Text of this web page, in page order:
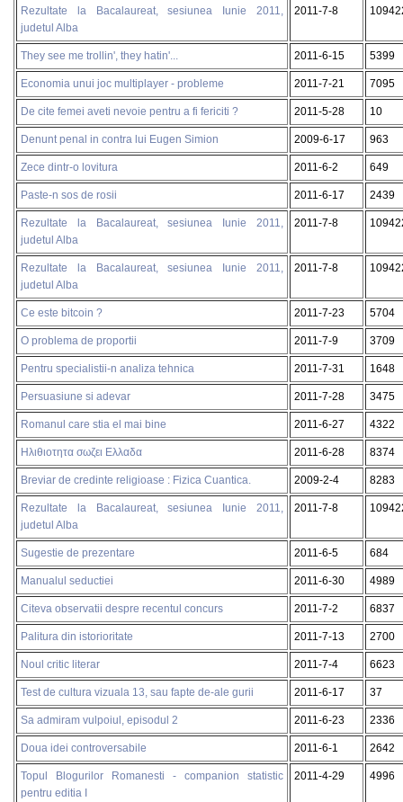
Rezultate la Bacalaureat, sesiunea Iunie 2011,
judetul Alba
2011-7-8
They see me trollin', they hatin'... 2011-6-15 5399
Economia unui joc multiplayer - probleme 2011-7-21 7095
De cite femei aveti nevoie pentru a fi fericiti ? 2011-5-28 10
Denunt penal in contra lui Eugen Simion 2009-6-17 963
Zece dintr-o lovitura 2011-6-2 649
Paste-n sos de rosii 2011-6-17 2439
Rezultate la Bacalaureat, sesiunea Iunie 2011,
judetul Alba
2011-7-8
Rezultate la Bacalaureat, sesiunea Iunie 2011,
judetul Alba
2011-7-8
Ce este bitcoin ? 2011-7-23 5704
O problema de proportii 2011-7-9 3709
Pentru specialistii-n analiza tehnica 2011-7-31 1648
Persuasiune si adevar 2011-7-28 3475
Romanul care stia el mai bine 2011-6-27 4322
Ηλιθιοτητα σωζει Ελλαδα 2011-6-28 8374
Breviar de credinte religioase : Fizica Cuantica. 2009-2-4 8283
Rezultate la Bacalaureat, sesiunea Iunie 2011,
judetul Alba
2011-7-8
Sugestie de prezentare 2011-6-5 684
Manualul seductiei 2011-6-30 4989
Citeva observatii despre recentul concurs 2011-7-2 6837
Palitura din istorioritate 2011-7-13 2700
Noul critic literar 2011-7-4 6623
Test de cultura vizuala 13, sau fapte de-ale gurii 2011-6-17 37
Sa admiram vulpoiul, episodul 2 2011-6-23 2336
Doua idei controversabile 2011-6-1 2642
Topul Blogurilor Romanesti - companion statistic
pentru editia I
2011-4-29 4996